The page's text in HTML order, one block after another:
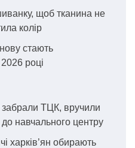
щоб тканина не
колір
стають
році
ТЦК, вручили
навчального центру
харків’ян обирають